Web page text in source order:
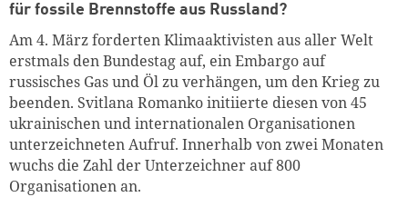
für fossile Brennstoffe aus Russland?
Am 4. März forderten Klimaaktivisten aus aller Welt
erstmals den Bundestag auf, ein Embargo auf
russisches Gas und Öl zu verhängen, um den Krieg zu
beenden. Svitlana Romanko initiierte diesen von 45
ukrainischen und internationalen Organisationen
unterzeichneten Aufruf. Innerhalb von zwei Monaten
wuchs die Zahl der Unterzeichner auf 800
Organisationen an.